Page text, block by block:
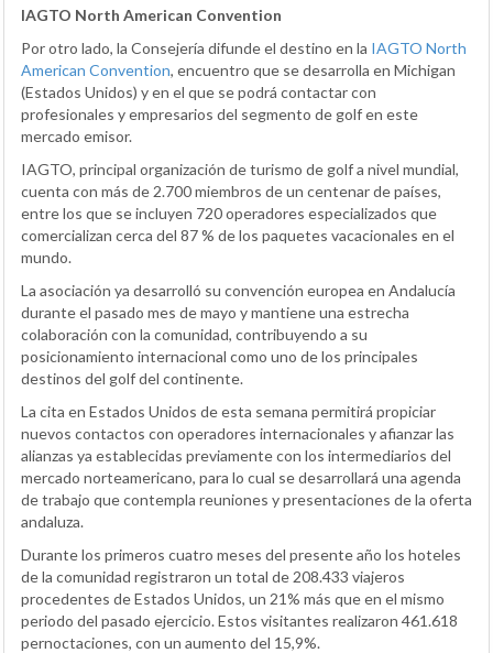
IAGTO North American Convention
Por otro lado, la Consejería difunde el destino en la IAGTO North
American Convention, encuentro que se desarrolla en Michigan
(Estados Unidos) y en el que se podrá contactar con
profesionales y empresarios del segmento de golf en este
mercado emisor.
IAGTO, principal organización de turismo de golf a nivel mundial,
cuenta con más de 2.700 miembros de un centenar de países,
entre los que se incluyen 720 operadores especializados que
comercializan cerca del 87 % de los paquetes vacacionales en el
mundo.
La asociación ya desarrolló su convención europea en Andalucía
durante el pasado mes de mayo y mantiene una estrecha
colaboración con la comunidad, contribuyendo a su
posicionamiento internacional como uno de los principales
destinos del golf del continente.
La cita en Estados Unidos de esta semana permitirá propiciar
nuevos contactos con operadores internacionales y afianzar las
alianzas ya establecidas previamente con los intermediarios del
mercado norteamericano, para lo cual se desarrollará una agenda
de trabajo que contempla reuniones y presentaciones de la oferta
andaluza.
Durante los primeros cuatro meses del presente año los hoteles
de la comunidad registraron un total de 208.433 viajeros
procedentes de Estados Unidos, un 21% más que en el mismo
periodo del pasado ejercicio. Estos visitantes realizaron 461.618
pernoctaciones, con un aumento del 15,9%.